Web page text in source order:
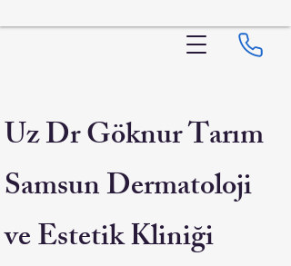
Uz Dr Göknur Tarım
Samsun Dermatoloji
ve Estetik Kliniği